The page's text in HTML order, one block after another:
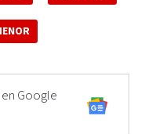
Google